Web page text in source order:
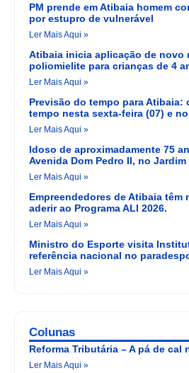
PM prende em Atibaia homem
por estupro de vulnerável
Ler Mais Aqui »
Atibaia inicia aplicação de novo
poliomielite para crianças de 4
Ler Mais Aqui »
Previsão do tempo para Atibaia:
tempo nesta sexta-feira (07) e
Ler Mais Aqui »
Idoso de aproximadamente 75
Avenida Dom Pedro II, no Jardim
Ler Mais Aqui »
Empreendedores de Atibaia têm
aderir ao Programa ALI 2026.
Ler Mais Aqui »
Ministro do Esporte visita
referência nacional no
Ler Mais Aqui »
Colunas
Reforma Tributária – A pá de cal
Ler Mais Aqui »